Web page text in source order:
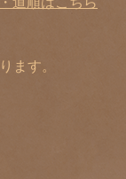
ます。